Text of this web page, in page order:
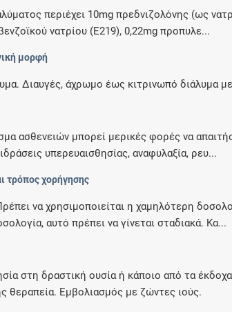
περιέχει 10mg πρεδνιζολόνης (ως
νατρίου (E219), 0,22mg προπυλε...
μορφή
Διαυγές, άχρωμο έως κιτρινωπό διάλυμα
ασθενειών μπορεί μερικές φορές να
υπερευαισθησίας, αναφυλαξία, ρευ...
τρόπος χορήγησης
να χρησιμοποιείται η χαμηλότερη
αυτό πρέπει να γίνεται σταδιακά. Κα...
στη δραστική ουσία ή κάποιο από τα
θεραπεία. Εμβολιασμός με ζώντες ιούς.